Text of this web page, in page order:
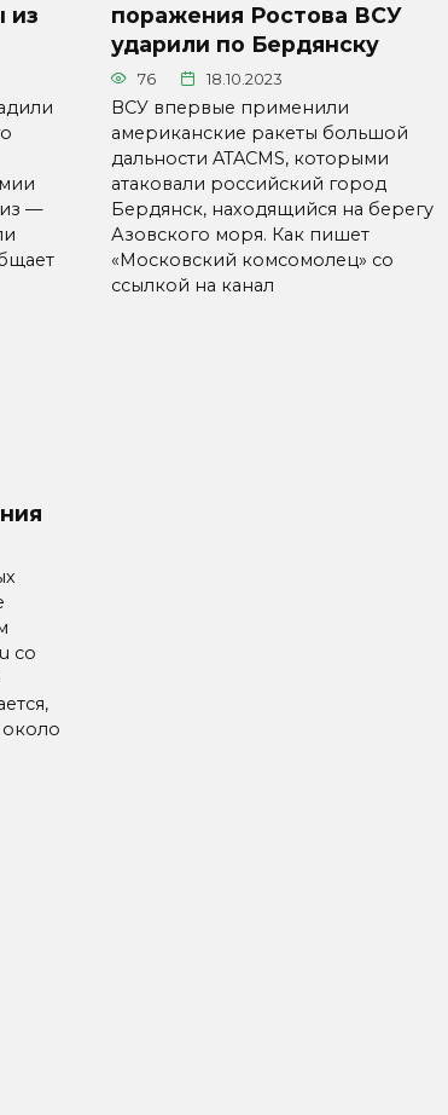
из
—
поражения Ростова ВСУ
ударили по Бердянску
76 18.10.2023
ВСУ впервые применили
американские ракеты большой
дальности ATACMS, которыми
атаковали российский город
Бердянск, находящийся на берегу
Азовского моря. Как пишет
«Московский комсомолец» со
ссылкой на канал
со